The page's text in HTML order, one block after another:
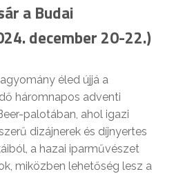
a Budai
december 20-22.)
éled újjá a
háromnapos adventi
palotában, ahol igazi
dizájnerek és díjnyertes
a hazai iparművészet
miközben lehetőség lesz a